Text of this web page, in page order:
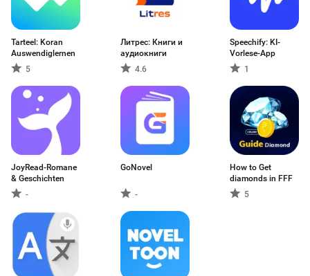
Tarteel: Koran
Auswendiglernen
5
Литрес: Книги и
аудиокниги
4.6
Speechify: KI-
Vorlese-App
1
JoyRead-Romane
& Geschichten
-
GoNovel
-
How to Get
diamonds in FFF
5